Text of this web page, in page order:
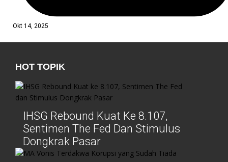
Okt 14, 2025
HOT TOPIK
IHSG Rebound Kuat Ke 8.107,
Sentimen The Fed Dan Stimulus
Dongkrak Pasar